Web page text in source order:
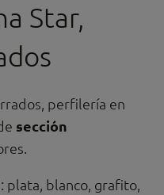
Star,
perfilería en
sección
plata, blanco, grafito,